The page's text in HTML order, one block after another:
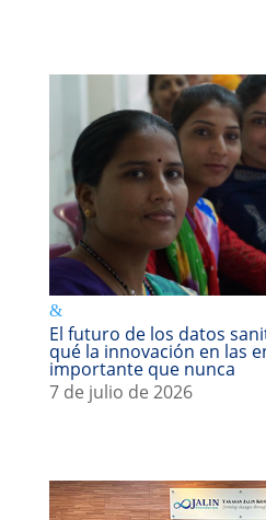
El futuro de los datos
qué la innovación en las
importante que nunca
7 de julio de 2026